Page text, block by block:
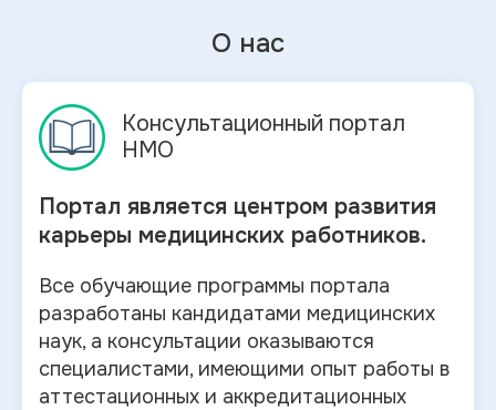
О нас
Консультационный портал
НМО
Портал является центром развития
карьеры медицинских работников.
Все обучающие программы портала
разработаны кандидатами медицинских
наук, а консультации оказываются
специалистами, имеющими опыт работы в
аттестационных и аккредитационных